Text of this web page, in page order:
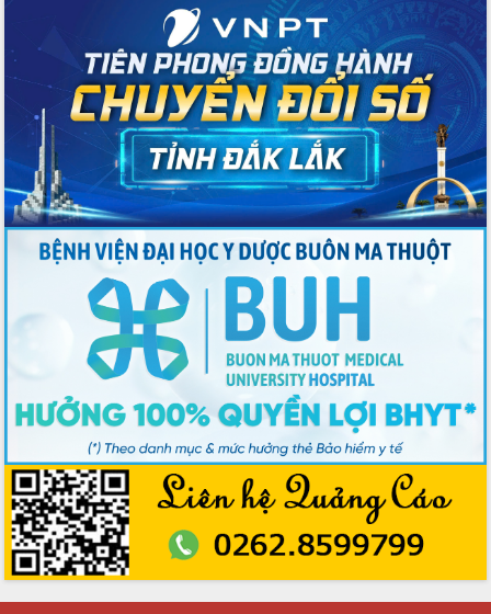
Đắk Lắk sẵn sàng các điều kiện cho
Ngày hội bầu cử đại biểu Quốc hội
khóa XVI và HĐND các cấp nhiệm kỳ
2026-2031
Đảm bảo cuộc bầu cử đại biểu Quốc
hội và đại biểu HĐND các cấp diễn ra
an toàn, hiệu quả, đúng quy định
Thủ tướng Chính phủ Phạm Minh Chính
kiểm tra, chỉ đạo hoàn thành các dự
án cao tốc và thăm khu tái định cư tại
Đắk Lắk
Sôi nổi Hội đua ngựa truyền thống Gò
Thì Thùng mừng Xuân Bính Ngọ 2026
Lãnh đạo tỉnh dâng hương tưởng niệm
tại Đập Đồng Cam đầu Xuân Bính Ngọ
Ngành nông nghiệp phấn đấu tăng
UBND tỉnh Đắk Lắk triển khai công tác
quốc phòng, quân sự địa phương năm
2026
Đắk Lắk tập trung toàn lực khắc phục
tồn tại IUU, sẵn sàng làm việc với
Đoàn thanh tra EC
Chủ tịch UBND tỉnh Tạ Anh Tuấn thăm,
chúc mừng các bệnh viện nhân Ngày
Thầy thuốc Việt Nam